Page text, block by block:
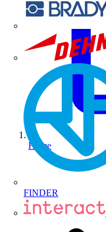
FINDER
Home